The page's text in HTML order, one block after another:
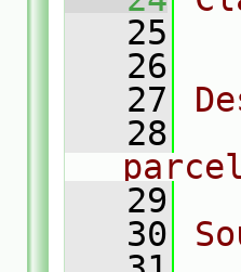
   25
   26
   27
   28
   29
   30